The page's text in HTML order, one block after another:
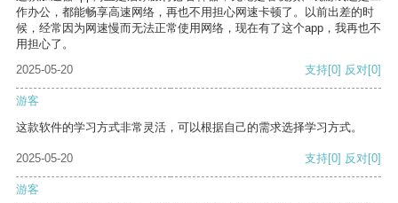
作办公，都能畅享高速网络，再也不用担心网速卡顿了。以前出差的时
候，经常因为网速慢而无法正常使用网络，现在有了这个app，我再也不
用担心了。
2025-05-20
支持[0] 反对[0]
游客
这款软件的学习方式非常灵活，可以根据自己的需求选择学习方式。
2025-05-20 支持[0] 反对[0]
游客